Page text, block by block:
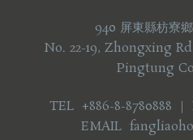
940 屏東縣枋寮
No. 22-19, Zhongxing
Pingtung
TEL +886-8-8780888 ｜
EMAIL